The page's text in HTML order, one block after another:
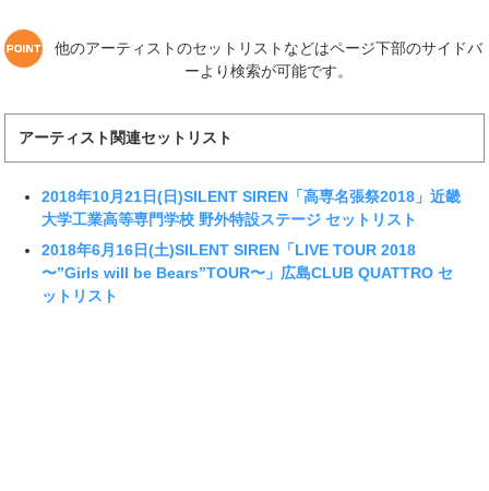
他のアーティストのセットリストなどはページ下部のサイドバ
ーより検索が可能です。
アーティスト関連セットリスト
2018年10月21日(日)SILENT SIREN「高専名張祭2018」近畿
大学工業高等専門学校 野外特設ステージ セットリスト
2018年6月16日(土)SILENT SIREN「LIVE TOUR 2018
〜”Girls will be Bears”TOUR〜」広島CLUB QUATTRO セ
ットリスト